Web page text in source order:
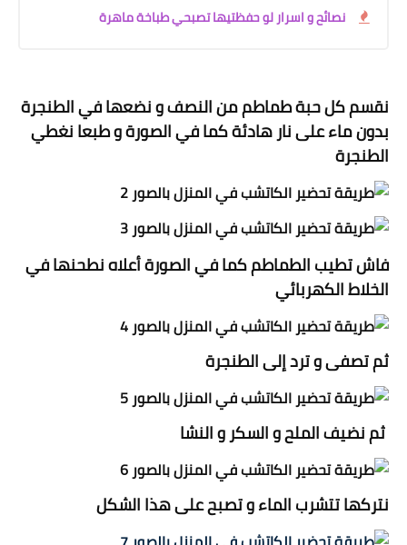
نصائح و اسرار لو حفظتيها تصبحي طباخة ماهرة
نقسم كل حبة طماطم من النصف و نضعها في الطنجرة
بدون ماء على نار هادئة كما في الصورة و طبعا نغطي
الطنجرة
فاش تطيب الطماطم كما في الصورة أعلاه نطحنها في
الخلاط الكهربائي
ثم تصفى و ترد إلى الطنجرة
ثم نضيف الملح و السكر و النشا
نتركها تتشرب الماء و تصبح على هذا الشكل